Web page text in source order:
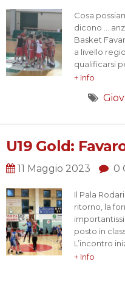
Cosa
dicono …
Basket
a livello
qualificarsi
Favaro
incrocio, i…
+ Info
U19 Gold:
11 Maggio 2023 0
Il Pala
ritorno, la
posto in
L’incontro
molto
metà
+ Info